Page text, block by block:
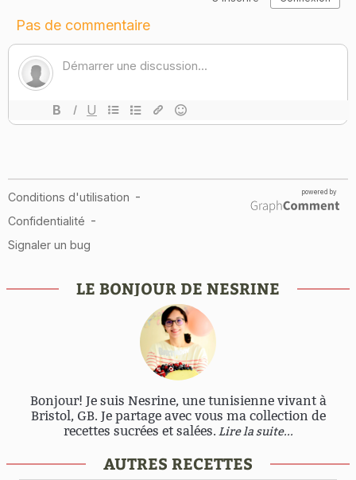
LE BONJOUR DE NESRINE
Bonjour! Je suis Nesrine, une tunisienne vivant à
Bristol, GB. Je partage avec vous ma collection de
recettes sucrées et salées. Lire la suite...
AUTRES RECETTES